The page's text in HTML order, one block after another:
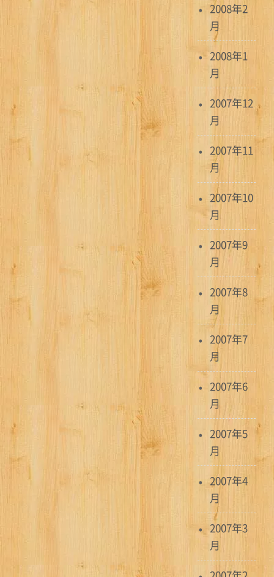
2008年2
月
2008年1
月
2007年12
月
2007年11
月
2007年10
月
2007年9
月
2007年8
月
2007年7
月
2007年6
月
2007年5
月
2007年4
月
2007年3
月